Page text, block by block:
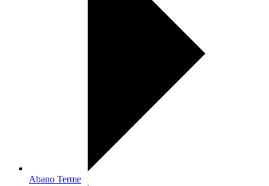
Abano Terme